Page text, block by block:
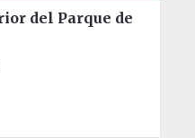
del Parque de